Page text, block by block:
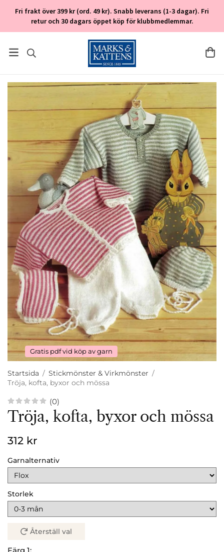
Fri frakt över 399 kr (ord. 49 kr). Snabb leverans (1-3 dagar). Fri
retur och 30 dagars öppet köp för klubbmedlemmar.
Gratis pdf vid köp av garn
Startsida / Stickmönster & Virkmönster /
Tröja, kofta, byxor och mössa
(0)
Tröja, kofta, byxor och mössa
312 kr
Garnalternativ
Storlek
Återställ val